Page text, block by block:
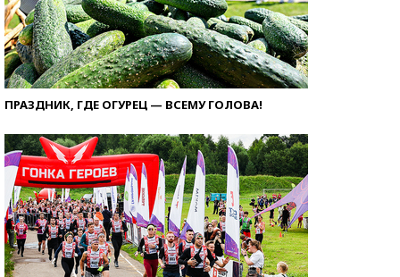
ПРАЗДНИК, ГДЕ ОГУРЕЦ — ВСЕМУ ГОЛОВА!